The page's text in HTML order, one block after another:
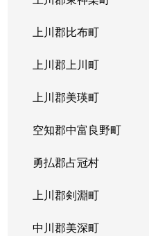
上川郡比布町
上川郡上川町
上川郡美瑛町
空知郡中富良野町
勇払郡占冠村
上川郡剣淵町
中川郡美深町